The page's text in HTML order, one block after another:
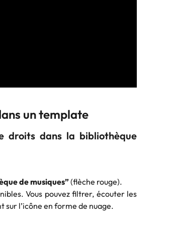
un template
droits dans la bibliothèque
de musiques”(flèche rouge).
Vous pouvez filtrer, écouter les
l’icône en forme de nuage.